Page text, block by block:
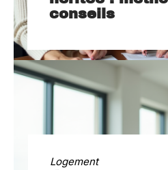
conseils
Logement